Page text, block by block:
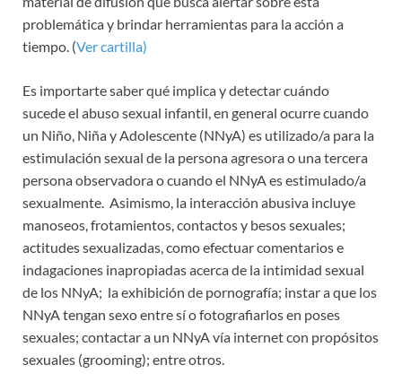
problemática y brindar herramientas para la acción a
tiempo. (Ver cartilla)
Es importarte saber qué implica y detectar cuándo
sucede el abuso sexual infantil, en general ocurre cuando
un Niño, Niña y Adolescente (NNyA) es utilizado/a para la
estimulación sexual de la persona agresora o una tercera
persona observadora o cuando el NNyA es estimulado/a
sexualmente. Asimismo, la interacción abusiva incluye
manoseos, frotamientos, contactos y besos sexuales;
actitudes sexualizadas, como efectuar comentarios e
indagaciones inapropiadas acerca de la intimidad sexual
de los NNyA; la exhibición de pornografía; instar a que los
NNyA tengan sexo entre sí o fotografiarlos en poses
sexuales; contactar a un NNyA vía internet con propósitos
sexuales (grooming); entre otros.